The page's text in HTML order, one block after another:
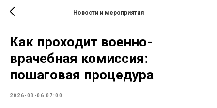
Новости и мероприятия
Как проходит военно-
врачебная комиссия:
пошаговая процедура
2026-03-06 07:00